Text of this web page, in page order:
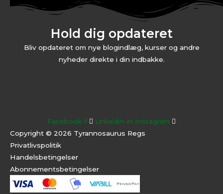
Hold dig opdateret
Bliv opdateret om nye blogindlæg, kurser og andre
nyheder direkte i din indbakke.
Facebook-f Linkedin-in Instagram
Copyright © 2026 Tyrannosaurus Regs
Privatlivspolitik
Handelsbetingelser
Abonnementsbetingelser